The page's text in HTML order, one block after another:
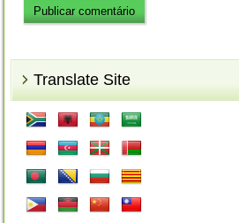
Translate Site